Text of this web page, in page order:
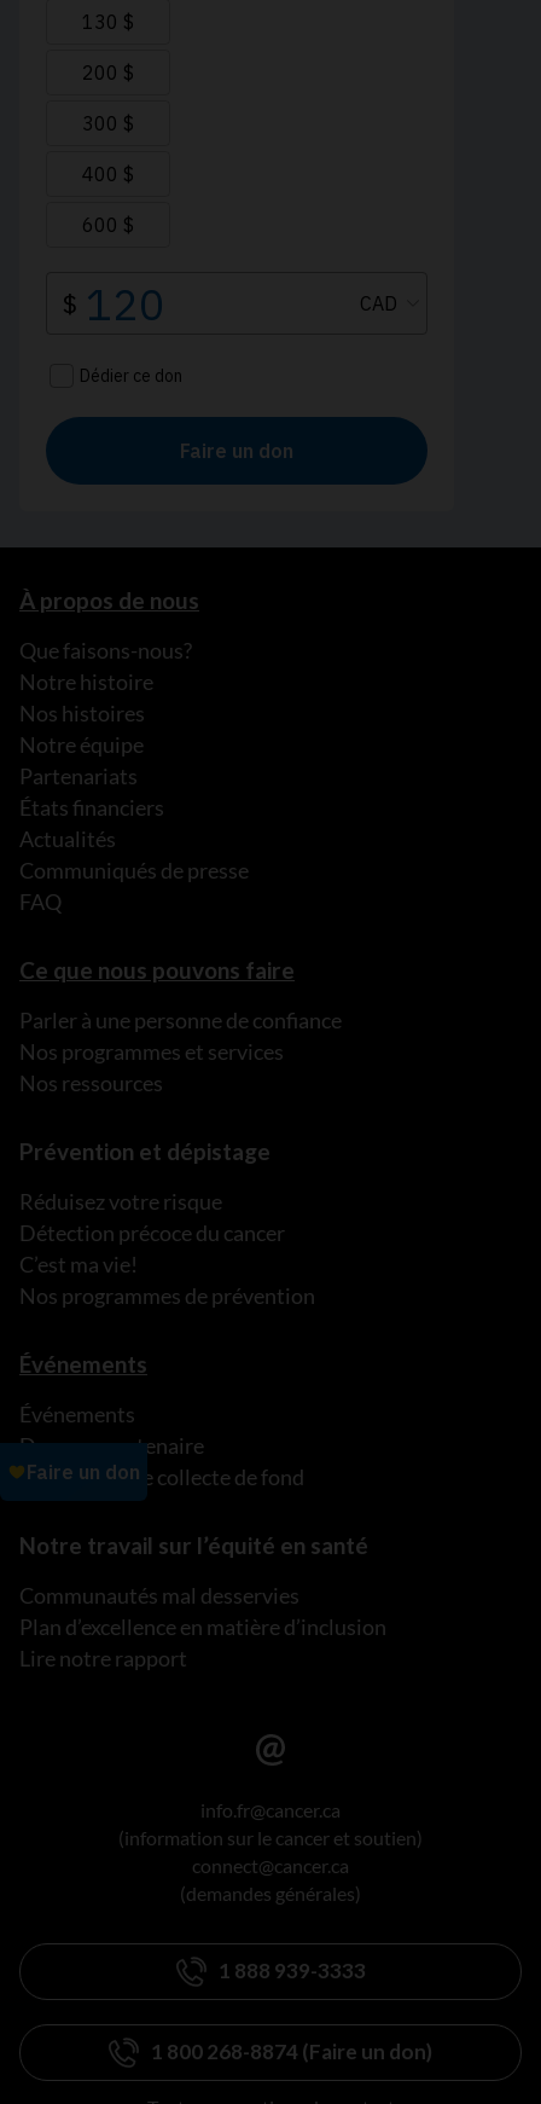
À propos de nous
Que faisons-nous?
Notre histoire
Nos histoires
Notre équipe
Partenariats
États financiers
Actualités
Communiqués de presse
FAQ
Ce que nous pouvons faire
Parler à une personne de confiance
Nos programmes et services
Nos ressources
Prévention et dépistage
Réduisez votre risque
Détection précoce du cancer
C’est ma vie!
Nos programmes de prévention
Événements
Événements
Devenez partenaire
Organisez une collecte de fond
Notre travail sur l’équité en santé
Communautés mal desservies
Plan d’excellence en matière d’inclusion
Lire notre rapport
info.fr@cancer.ca
(information sur le cancer et soutien)
connect@cancer.ca
(demandes générales)
1 888 939-3333
1 800 268-8874 (Faire un don)